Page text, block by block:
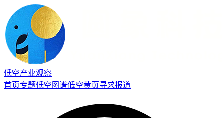
低空产业观察
首页专题低空图谱低空黄页寻求报道